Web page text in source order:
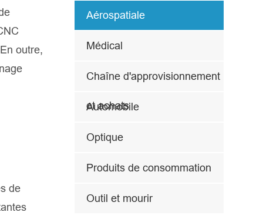
outre,
de
Aérospatiale
Médical
Chaîne d'approvisionnement
et achats
Automobile
Optique
Produits de consommation
Outil et mourir